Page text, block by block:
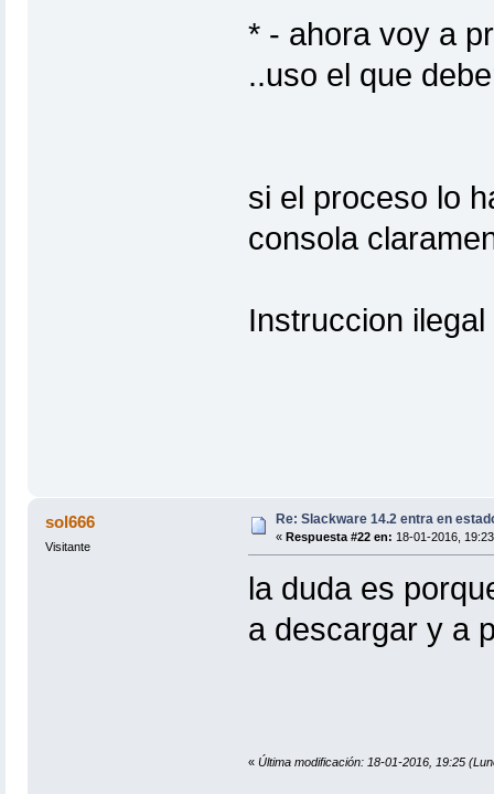
* - ahora voy a
..uso el que
si el proceso lo
consola
Instruccion
sol666
Visitante
Re: Slackware 14.2 entra en
« Respuesta #22 en: 18-01-2016,
la duda es
a descargar y a
« Última modificación: 18-01-2016, 19:25